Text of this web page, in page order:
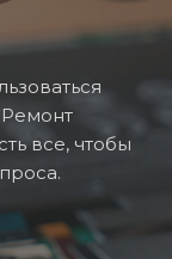
все, чтобы